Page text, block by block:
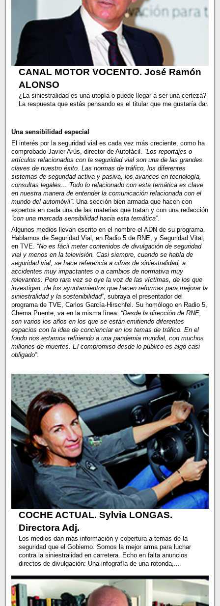
CANAL MOTOR VOCENTO. José Ramón
ALONSO
¿La siniestralidad es una utopía o puede llegar a ser una certeza?
La respuesta que estás pensando es el titular que me gustaría dar.
Una sensibilidad especial
El interés por la seguridad vial es cada vez más creciente, como ha
comprobado Javier Arús, director de Autofácil. “Los reportajes o
artículos relacionados con la seguridad vial son una de las grandes
claves de nuestro éxito. Las normas de tráfico, los diferentes
sistemas de seguridad activa y pasiva, los avances en tecnología,
consultas legales… Todo lo relacionado con esta temática es clave
en nuestra manera de entender la comunicación relacionada con el
mundo del automóvil”. Una sección bien armada que hacen con
expertos en cada una de las materias que tratan y con una redacción
“con una marcada sensibilidad hacia esta temática”.
Algunos medios llevan escrito en el nombre el ADN de su programa.
Hablamos de Seguridad Vial, en Radio 5 de RNE, y Seguridad Vital,
en TVE. “No es fácil meter contenidos de divulgación de seguridad
vial y menos en la televisión. Casi siempre, cuando se habla de
seguridad vial, se hace referencia a cifras de siniestralidad, a
accidentes muy impactantes o a cambios de normativa muy
relevantes. Pero rara vez se oye la voz de las víctimas, de los que
investigan, de los ayuntamientos que hacen reformas para mejorar la
siniestralidad y la sostenibilidad”, subraya el presentador del
programa de TVE, Carlos García-Hirschfel. Su homólogo en Radio 5,
Chema Puente, va en la misma línea: “Desde la dirección de RNE,
son varios los años en los que se están emitiendo diferentes
espacios con la idea de concienciar en los temas de tráfico. En el
fondo nos estamos refiriendo a una pandemia mundial, con muchos
millones de muertes. El compromiso desde lo público es algo casi
obligado”.
COCHE ACTUAL. Sylvia LONGAS.
Directora Adj.
Los medios dan más información y cobertura a temas de la
seguridad que el Gobierno. Somos la mejor arma para luchar
contra la siniestralidad en carretera. Echo en falta anuncios
directos de divulgación: Una infografía de una rotonda,...